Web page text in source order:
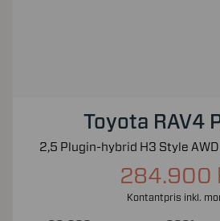
Toyota RAV4
2,5 Plugin-hybrid H3 Style
284.900
Kontantpris inkl.